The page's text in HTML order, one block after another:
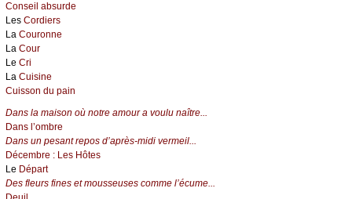
Conseil absurde
Les Cordiers
La Couronne
La Cour
Le Cri
La Cuisine
Cuisson du pain
Dans la maison où notre amour a voulu naître...
Dans l’ombre
Dans un pesant repos d’après-midi vermeil...
Décembre : Les Hôtes
Le Départ
Des fleurs fines et mousseuses comme l’écume...